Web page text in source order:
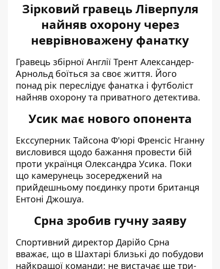
Зірковий гравець Ліверпуля
найняв охорону через
неврівноважену фанатку
Гравець збірної Англії Трент Александер-
Арнольд боїться за своє життя. Його
понад рік переслідує фанатка і футболіст
найняв охорону та приватного детектива.
Усик має нового опонента
Екссуперник Тайсона Ф'юрі Френсіс Нганну
висловився щодо бажання провести бій
проти українця Олександра Усика. Поки
що камерунець зосереджений на
прийдешньому поєдинку проти британця
Ентоні Джошуа.
Срна зробив гучну заяву
Спортивний директор Дарійо Срна
вважає, що в Шахтарі близькі до побудови
найкращої команди: не вистачає ще три-